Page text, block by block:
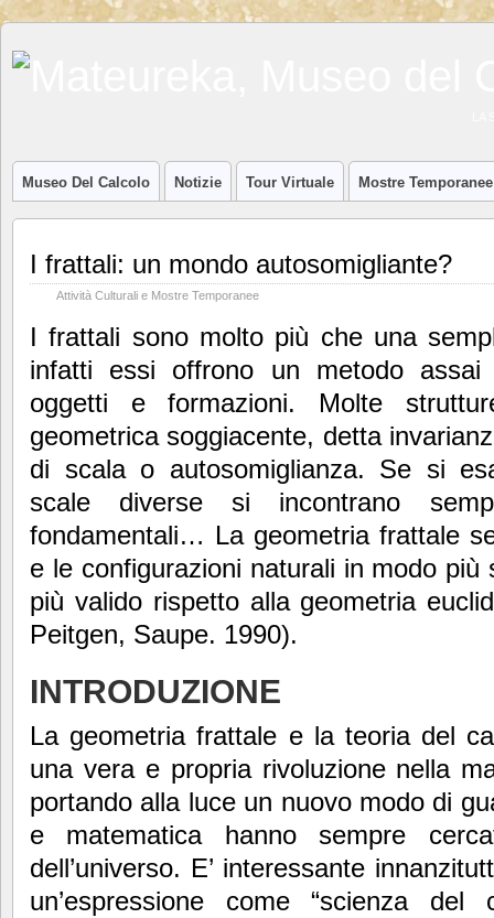
Museo Del Calcolo Notizie Tour Virtuale Mostre Temporanee
I frattali: un mondo autosomigliante?
Attività Culturali e Mostre Temporanee
I frattali sono molto più che una
infatti essi offrono un metodo
oggetti e formazioni. Molte
geometrica soggiacente, detta
di scala o autosomiglianza. Se si
scale diverse si incontrano
fondamentali… La geometria frattale
e le configurazioni naturali in modo
più valido rispetto alla geometria
Peitgen, Saupe. 1990).
INTRODUZIONE
La geometria frattale e la teoria del
una vera e propria rivoluzione nella
portando alla luce un nuovo modo di
e matematica hanno sempre
dell’universo. E’ interessante
un’espressione come “scienza